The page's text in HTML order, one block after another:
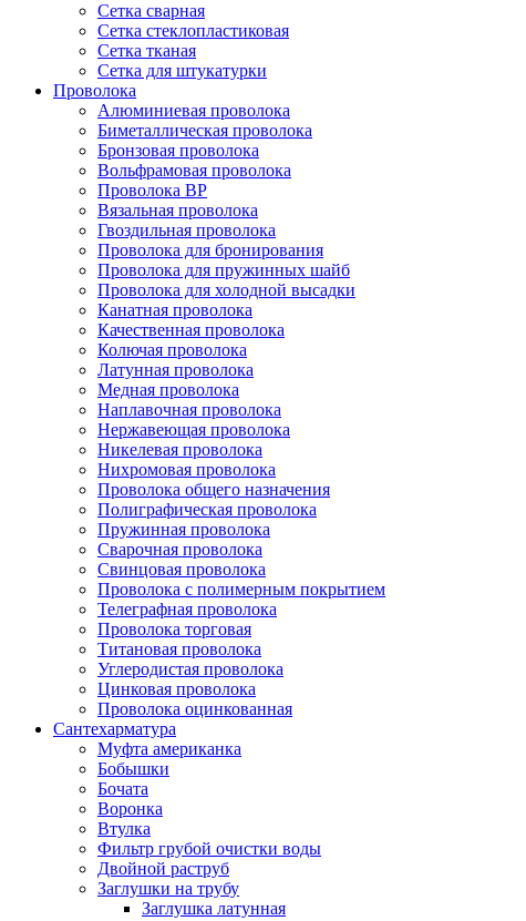
Сетка сварная
Сетка стеклопластиковая
Сетка тканая
Сетка для штукатурки
Проволока
Алюминиевая проволока
Биметаллическая проволока
Бронзовая проволока
Вольфрамовая проволока
Проволока ВР
Вязальная проволока
Гвоздильная проволока
Проволока для бронирования
Проволока для пружинных шайб
Проволока для холодной высадки
Канатная проволока
Качественная проволока
Колючая проволока
Латунная проволока
Медная проволока
Наплавочная проволока
Нержавеющая проволока
Никелевая проволока
Нихромовая проволока
Проволока общего назначения
Полиграфическая проволока
Пружинная проволока
Сварочная проволока
Свинцовая проволока
Проволока с полимерным покрытием
Телеграфная проволока
Проволока торговая
Титановая проволока
Углеродистая проволока
Цинковая проволока
Проволока оцинкованная
Сантехарматура
Муфта американка
Бобышки
Бочата
Воронка
Втулка
Фильтр грубой очистки воды
Двойной раструб
Заглушки на трубу
Заглушка латунная